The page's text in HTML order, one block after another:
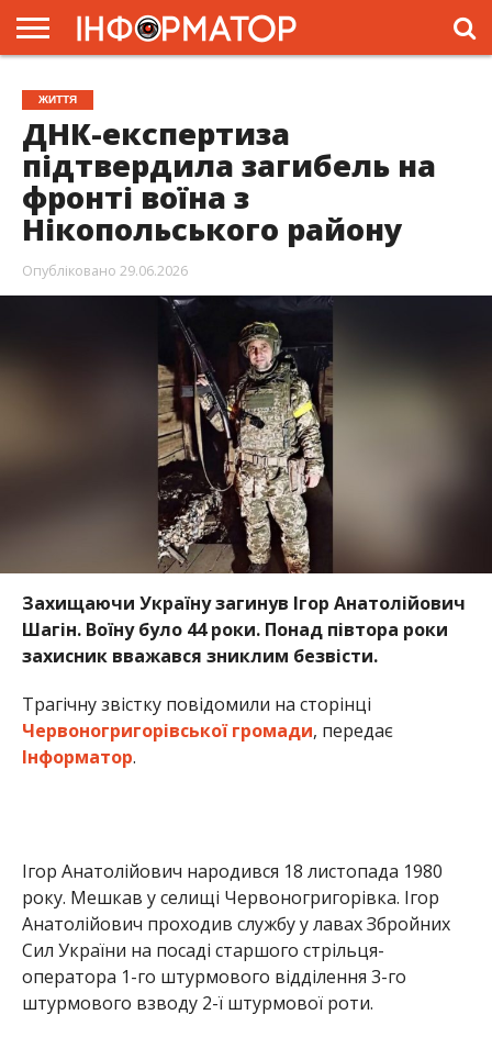
ГОЛОВНА
ЖИТТЯ
ВЛАДА
ГРОШІ
ТРЕШ
ПРЕС-
РЕЛІЗИ
РЕКЛАМА
ПРОЕКТИ
ЖИТТЯ
ДНК-експертиза
підтвердила загибель на
фронті воїна з
Нікопольського району
Опубліковано 29.06.2026
Захищаючи Україну загинув Ігор Анатолійович
Шагін. Воїну було 44 роки. Понад півтора роки
захисник вважався зниклим безвісти.
Трагічну звістку повідомили на сторінці
Червоногригорівської громади, передає
Інформатор.
Ігор Анатолійович народився 18 листопада 1980
року. Мешкав у селищі Червоногригорівка. Ігор
Анатолійович проходив службу у лавах Збройних
Сил України на посаді старшого стрільця-
оператора 1-го штурмового відділення 3-го
штурмового взводу 2-ї штурмової роти.